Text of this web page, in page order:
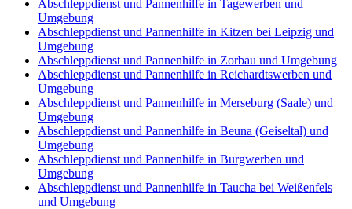
Abschleppdienst und Pannenhilfe in Tagewerben und
Umgebung
Abschleppdienst und Pannenhilfe in Kitzen bei Leipzig und
Umgebung
Abschleppdienst und Pannenhilfe in Zorbau und Umgebung
Abschleppdienst und Pannenhilfe in Reichardtswerben und
Umgebung
Abschleppdienst und Pannenhilfe in Merseburg (Saale) und
Umgebung
Abschleppdienst und Pannenhilfe in Beuna (Geiseltal) und
Umgebung
Abschleppdienst und Pannenhilfe in Burgwerben und
Umgebung
Abschleppdienst und Pannenhilfe in Taucha bei Weißenfels
und Umgebung